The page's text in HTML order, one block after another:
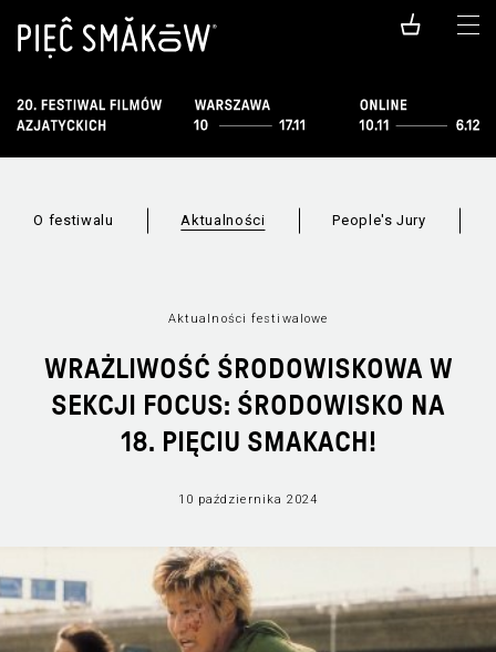
O festiwalu Aktualności People's Jury
Aktualności festiwalowe
WRAŻLIWOŚĆ ŚRODOWISKOWA W
SEKCJI FOCUS: ŚRODOWISKO NA
18. PIĘCIU SMAKACH!
10 października 2024